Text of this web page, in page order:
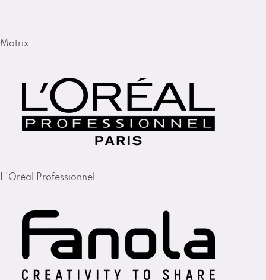
Matrix
L'Oréal Professionnel